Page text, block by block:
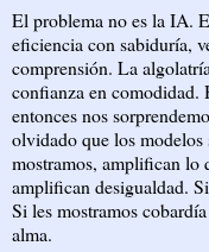
El problema no es la IA.
eficiencia con sabiduría,
comprensión. La
confianza en comodidad.
entonces nos
olvidado que los modelos
mostramos, amplifican lo
amplifican desigualdad.
Si les mostramos
alma.